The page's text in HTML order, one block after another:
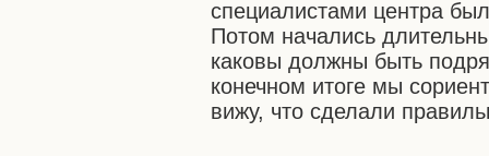
специалистами центра
Потом начались
каковы должны быть
конечном итоге мы
вижу, что сделали